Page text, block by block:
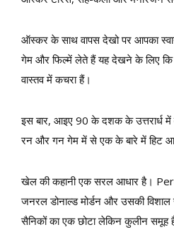
ऑस्कर के साथ वापस देखो पर आपका
गेम और फिल्में लेते हैं यह देखने के लिए कि
वास्तव में कचरा हैं।
इस बार, आइए 90 के दशक के उत्तरार्ध
रन और गन गेम में से एक के बारे में हिट
खेल की कहानी एक सरल आधार है।
जनरल डोनाल्ड मोर्डन और उसकी
सैनिकों का एक छोटा लेकिन कुलीन समूह